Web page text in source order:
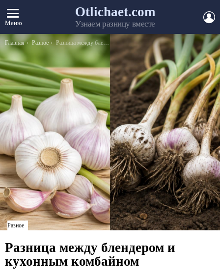
Меню
Otlichaet.com
Узнаем разницу вместе
Вы здесь:
Главная Разное Разница между блендером и кухонным комбайном
Разное
Разница между блендером и
кухонным комбайном